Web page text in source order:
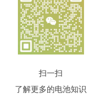
扫一扫
了解更多的电池知识